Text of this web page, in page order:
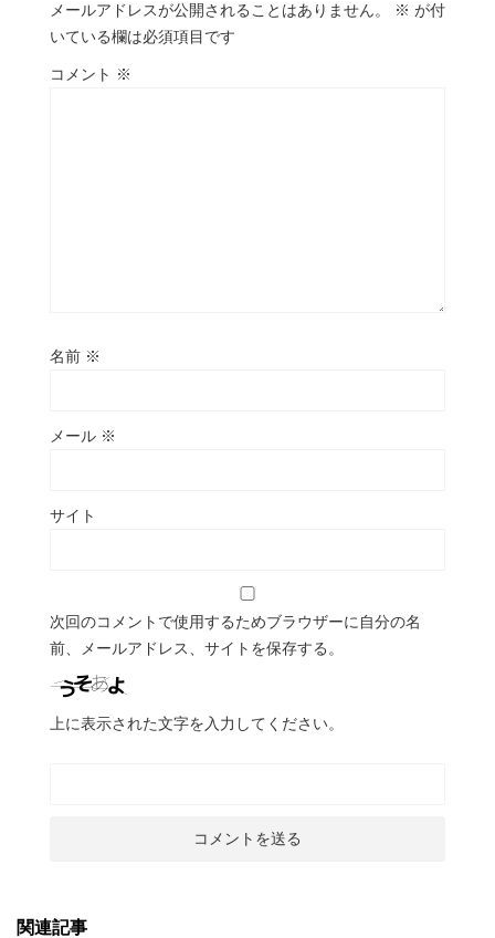
メールアドレスが公開されることはありません。 ※ が付
いている欄は必須項目です
コメント ※
名前 ※
メール ※
サイト
次回のコメントで使用するためブラウザーに自分の名
前、メールアドレス、サイトを保存する。
上に表示された文字を入力してください。
関連記事